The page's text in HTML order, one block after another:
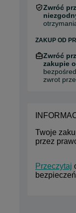
Zwróć
ZAKUP OD
Zwróć
zakupie
zwrot
Twoje
przez
Przeczytaj